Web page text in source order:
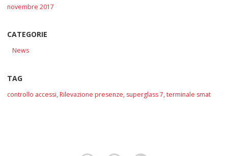
novembre 2017
CATEGORIE
News
TAG
controllo accessi,Rilevazione presenze, superglass 7,terminale smat